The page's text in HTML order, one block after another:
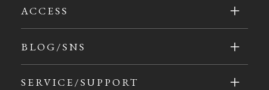
ACCESS
BLOG/SNS
SERVICE/SUPPORT